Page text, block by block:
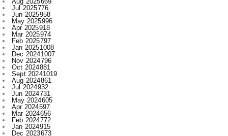
Mar 2025974
Feb 2025797
Jan 20251008
Dec 20241007
Nov 2024796
Oct 2024881
Sept 20241019
Aug 2024861
Jul 2024932
Jun 2024731
May 2024605
Apr 2024597
Mar 2024656
Feb 2024772
Jan 2024915
Dec 2023673
Nov 2023554
Oct 2023709
Sept 2023707
Aug 2023520